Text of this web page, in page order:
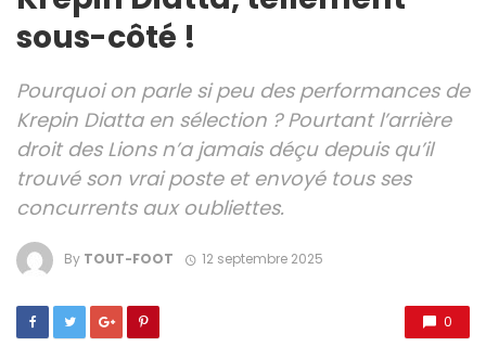
sous-côté !
Pourquoi on parle si peu des performances de
Krepin Diatta en sélection ? Pourtant l’arrière
droit des Lions n’a jamais déçu depuis qu’il
trouvé son vrai poste et envoyé tous ses
concurrents aux oubliettes.
By TOUT-FOOT 12 septembre 2025
0